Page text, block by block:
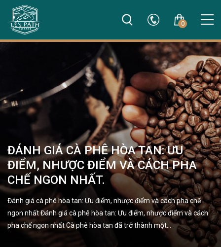
0
ĐÁNH GIÁ CÀ PHÊ HÒA TAN: ƯU
ĐIỂM, NHƯỢC ĐIỂM VÀ CÁCH PHA
CHẾ NGON NHẤT.
Đánh giá cà phê hòa tan: Ưu điểm, nhược điểm và cách pha chế
ngon nhất Đánh giá cà phê hòa tan: Ưu điểm, nhược điểm và cách
pha chế ngon nhất Cà phê hòa tan đã trở thành một…